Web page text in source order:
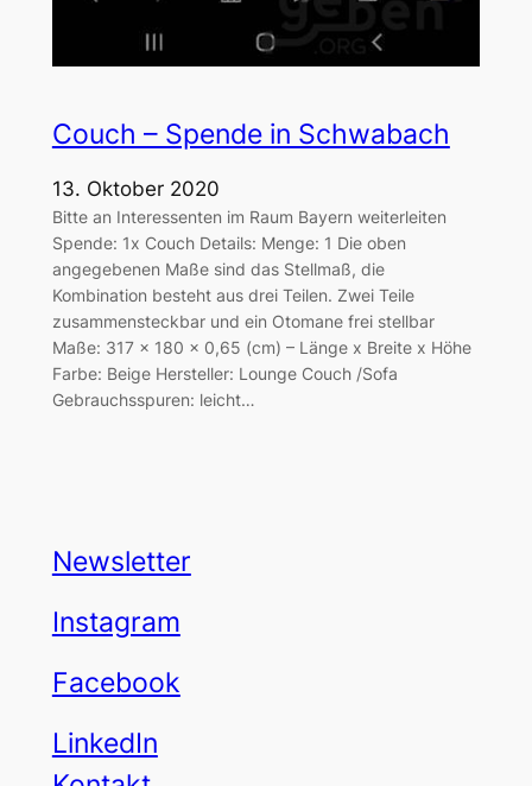
Couch – Spende in Schwabach
13. Oktober 2020
Bitte an Interessenten im Raum Bayern weiterleiten
Spende: 1x Couch Details: Menge: 1 Die oben
angegebenen Maße sind das Stellmaß, die
Kombination besteht aus drei Teilen. Zwei Teile
zusammensteckbar und ein Otomane frei stellbar
Maße: 317 x 180 x 0,65 (cm) – Länge x Breite x Höhe
Farbe: Beige Hersteller: Lounge Couch /Sofa
Gebrauchsspuren: leicht…
Newsletter
Instagram
Facebook
LinkedIn